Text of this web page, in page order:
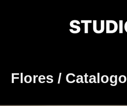
Flores / Catalogo